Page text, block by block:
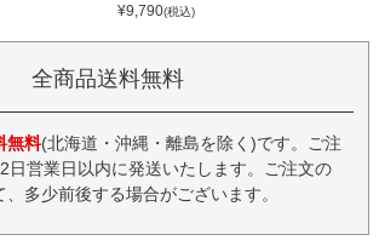
¥9,790(税込)
全商品送料無料
無料(北海道・沖縄・離島を除く)です。ご注
日営業日以内に発送いたします。ご注文の
多少前後する場合がございます。